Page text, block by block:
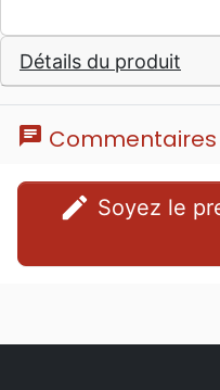
Détails du produit
chat
edit